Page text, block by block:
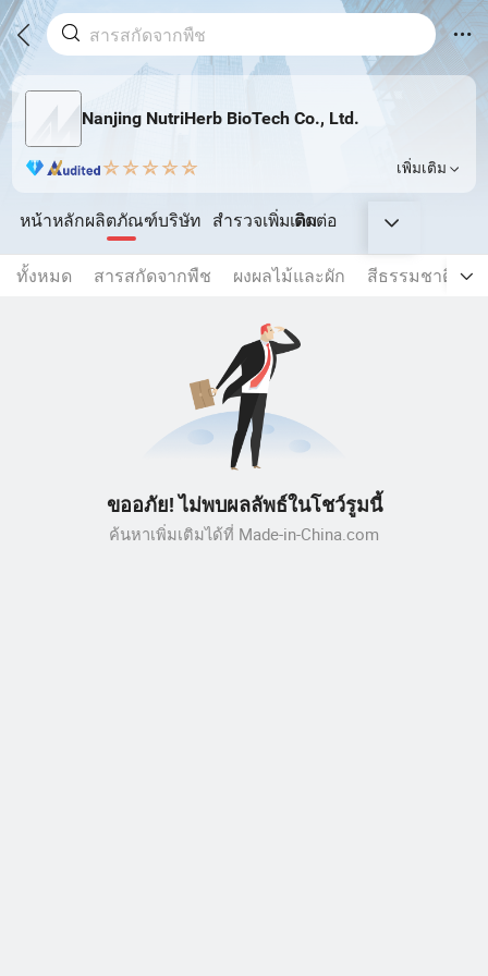
Nanjing NutriHerb BioTech Co., Ltd.
เพิ่มเติม
หน้าหลักผลิตภัณฑ์บริษัท สำรวจเพิ่มเติมติดต่อ
ทั้งหมด สารสกัดจากพืช ผงผลไม้และผัก สีธรรมชาติ
ขออภัย! ไม่พบผลลัพธ์ในโชว์รูมนี้
ค้นหาเพิ่มเติมได้ที่ Made-in-China.com